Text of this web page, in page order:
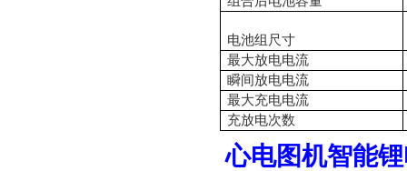
电池组尺寸
最大放电电流
瞬间放电电流
最大充电电流
充放电次数
心电图机